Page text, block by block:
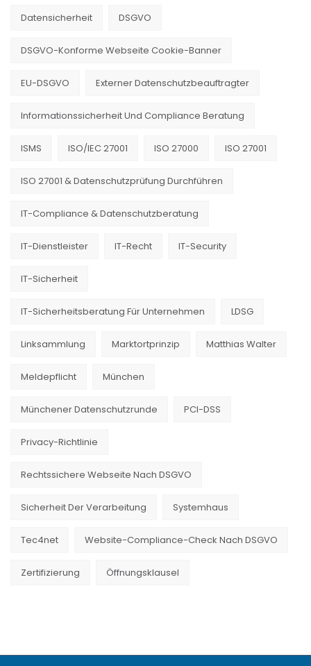
Datensicherheit DSGVO
DSGVO-Konforme Webseite Cookie-Banner
EU-DSGVO Externer Datenschutzbeauftragter
Informationssicherheit Und Compliance Beratung
ISMS ISO/IEC 27001 ISO 27000 ISO 27001
ISO 27001 & Datenschutzprüfung Durchführen
IT-Compliance & Datenschutzberatung
IT-Dienstleister IT-Recht IT-Security
IT-Sicherheit
IT-Sicherheitsberatung Für Unternehmen LDSG
Linksammlung Marktortprinzip Matthias Walter
Meldepflicht München
Münchener Datenschutzrunde PCI-DSS
Privacy-Richtlinie
Rechtssichere Webseite Nach DSGVO
Sicherheit Der Verarbeitung Systemhaus
Tec4net Website-Compliance-Check Nach DSGVO
Zertifizierung Öffnungsklausel